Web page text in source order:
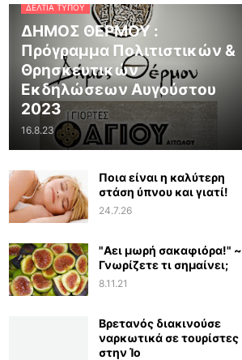
ΔΕΛΤΊΑ ΤΎΠΟΥ
ΔΗΜΟΣ ΘΕΡΜΟΥ :
Πρόγραμμα Πολιτιστικών &
Θρησκευτικών
Εκδηλώσεων Αυγούστου
2023
16.8.23
Ποια είναι η καλύτερη
στάση ύπνου και γιατί!
24.7.26
"Αει μωρή σακαφιόρα!" ~
Γνωρίζετε τι σημαίνει;
8.11.21
Βρετανός διακινούσε
ναρκωτικά σε τουρίστες
στην Ίο